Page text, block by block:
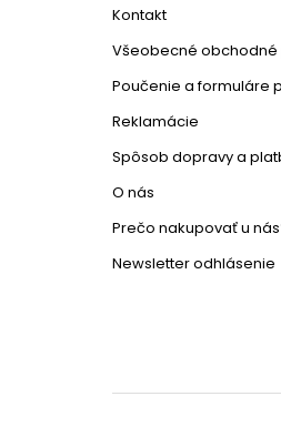
Kontakt
Všeobecné
Poučenie a formuláre
Reklamácie
Spôsob dopravy a
O nás
Prečo nakupovať u
Newsletter odhlásenie